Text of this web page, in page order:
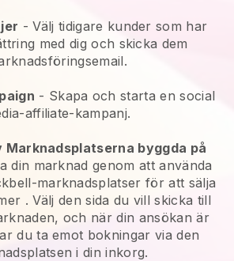
-Välj tidigare kunder som har
med dig och skicka dem
- Skapa och starta en social
affiliate-kampanj.
Marknadsplatserna byggda på
din marknad genom att använda
marknadsplatser för att sälja
. Välj den sida du vill skicka till
och när din ansökan är
du ta emot bokningar via den
i din inkorg.